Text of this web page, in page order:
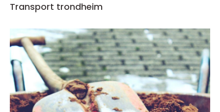
Transport trondheim